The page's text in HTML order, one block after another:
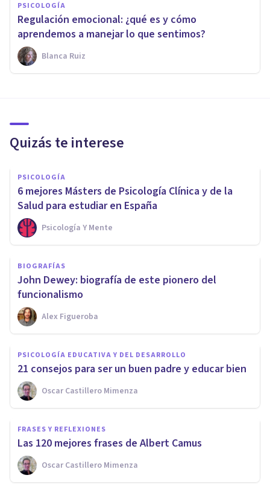
PSICOLOGÍA
Regulación emocional: ¿qué es y cómo
aprendemos a manejar lo que sentimos?
Blanca Ruiz
Quizás te interese
PSICOLOGÍA
6 mejores Másters de Psicología Clínica y de la
Salud para estudiar en España
Psicología Y Mente
BIOGRAFÍAS
John Dewey: biografía de este pionero del
funcionalismo
Alex Figueroba
PSICOLOGÍA EDUCATIVA Y DEL DESARROLLO
21 consejos para ser un buen padre y educar bien
Oscar Castillero Mimenza
FRASES Y REFLEXIONES
Las 120 mejores frases de Albert Camus
Oscar Castillero Mimenza